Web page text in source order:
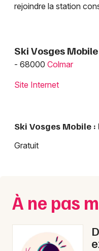
rejoindre la station
Ski Vosges Mobile
- 68000 Colmar
Site Internet
Ski Vosges Mobile
Gratuit
À ne pas